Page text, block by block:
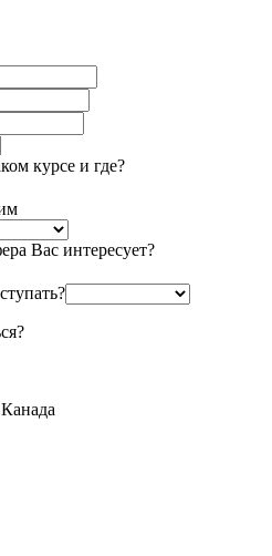
курсе и где?
Вас интересует?